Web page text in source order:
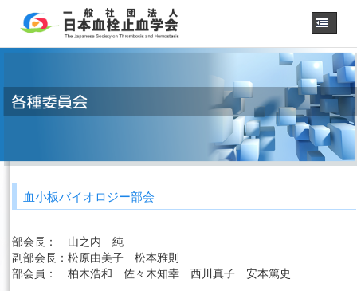
学会概要・理事長挨拶
各種委員会
用語集
認定技師制度
学術集会
会員専用
血小板バイオロジー部会
部会長：
山之内 純
副部会長： 松原由美子 松本雅則
部会員：
柏木浩和 佐々木知幸 西川真子 安本篤史